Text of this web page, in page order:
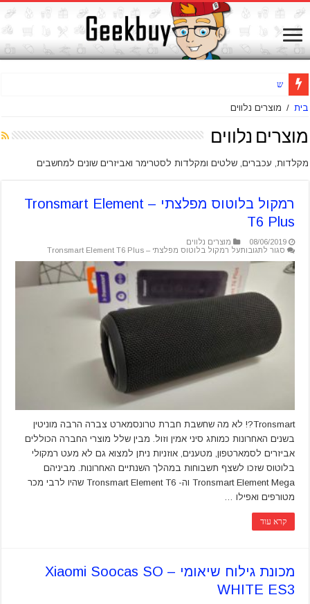
שואב שוטף רצפות אלחוטי Jimmy HW8 Pro – סקירה מלאה
בית / מוצרים נלווים
מוצרים נלווים
מקלדות, עכברים, שלטים ומקלדות לסטרימר ואביזרים שונים למחשבים
רמקול בלוטוס מפלצתי – Tronsmart Element
T6 Plus
08/06/2019
מוצרים נלווים
סגור לתגובותעל רמקול בלוטוס מפלצתי – Tronsmart Element T6 Plus
Tronsmart?! לא מה שחשבת חברת טרונסמארט צברה הרבה מוניטין
בשנים האחרונות כמותג סיני אמין וזול. מבין שלל מוצרי החברה הכוללים
אביזרים לסמארטפון, מטענים, אוזניות ניתן למצוא גם לא מעט רמקולי
בלוטוס שזכו לשצף תשבוחות במהלך השנתיים האחרונות. מביניהם
Tronsmart Element Mega וה- Tronsmart Element T6 שהיו לרבי מכר
מטורפים ואפילו …
קרא עוד
מכונת גילוח שיאומי – Xiaomi Soocas SO
WHITE ES3